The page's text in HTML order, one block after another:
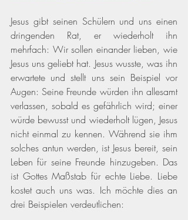
Jesus gibt seinen Schülern und uns einen
dringenden Rat, er wiederholt ihn
mehrfach: Wir sollen einander lieben, wie
Jesus uns geliebt hat. Jesus wusste, was ihn
erwartete und stellt uns sein Beispiel vor
Augen: Seine Freunde würden ihn allesamt
verlassen, sobald es gefährlich wird; einer
würde bewusst und wiederholt lügen, Jesus
nicht einmal zu kennen. Während sie ihm
solches antun werden, ist Jesus bereit, sein
Leben für seine Freunde hinzugeben. Das
ist Gottes Maßstab für echte Liebe. Liebe
kostet auch uns was. Ich möchte dies an
drei Beispielen verdeutlichen: